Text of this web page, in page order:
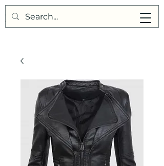
Points de Suture